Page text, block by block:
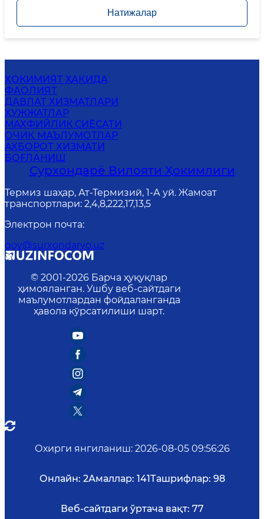
Натижалар
ҲОКИМИЯТ ҲАҚИДА
ФАОЛИЯТ
ДАВЛАТ ХИЗМАТЛАРИ
ҲУЖЖАТЛАР
MАХФИЙЛИК СИЁСАТИ
ОЧИҚ МАЪЛУМОТЛАР
АХБОРОТ ХИЗМАТИ
БОҒЛАНИШ
Сурхондарё Вилояти Ҳокимлиги
Термиз шаҳар, Ат-Термизий, 1-А уй. Жамоат
транспортлари: 2,4,8,222,17,13,5
Электрон почта:
gov@surxondaryo.uz
© 2001-2026 Барча ҳуқуқлар
ҳимояланган. Ушбу веб-сайтдаги
маълумотлардан фойдаланганда
ҳавола кўрсатилиши шарт.
Охирги янгиланиш: 2026-08-05 09:56:26
Онлайн: 2Амаллар: 141Ташрифлар: 98
Веб-сайтдаги ўртача вақт: 77